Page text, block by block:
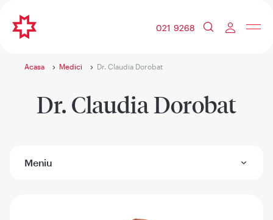
021 9268
Acasa Medici Dr. Claudia Dorobat
Dr. Claudia Dorobat
Meniu